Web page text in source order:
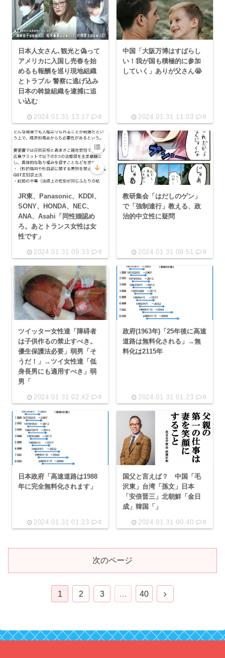
日本人女さん､観光と偽って
アメリカに入国し売春を始
めるも報酬を巡り現地組織
とトラブル 警察に逃げ込み
日本の斡旋組織を逮捕に追
い込む
2024.01.31 13:17 0
中国「大阪万博はすばらし
い！我が国も積極的に参加
していく」ありが父さん😭
2024.01.31 11:03 0
JR東、Panasonic、KDDI、
SONY、HONDA、NEC、
ANA、Asahi「同性婚認め
ろ。あとトランス女性は女
性です」
2024.01.31 09:33 0
教研集会「はだしのゲン」
で「強制連行」教える、政
治的中立性に疑問
2024.01.31 08:51 0
ツイッター女性達「障碍者
は子供作るの禁止すべき。
優生保護法必要」弱男「そ
うだ！」→ツイ女性達「低
身長男にも適用すべき」弱
男「
2024.01.31 02:42 0
政府(1963年)「25年後に高速
道路は無料化される」→無
料化は2115年
2024.01.31 01:23 0
日本政府「高速道路は1988
年に完全無料化されます」
2024.01.31 01:23 0
国父と言えば？ 中国「毛
沢東」台湾「孫文」日本
「安倍晋三」北朝鮮「金日
成」韓国「」
2024.01.31 00:40 0
次のページ
1 2 3 … 40
次